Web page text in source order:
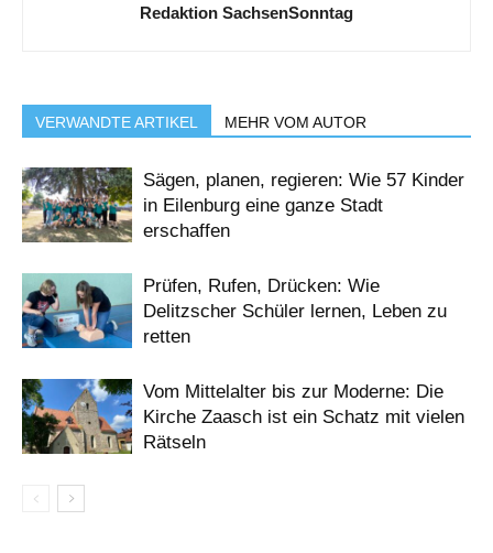
Redaktion SachsenSonntag
VERWANDTE ARTIKEL MEHR VOM AUTOR
Sägen, planen, regieren: Wie 57 Kinder
in Eilenburg eine ganze Stadt
erschaffen
Prüfen, Rufen, Drücken: Wie
Delitzscher Schüler lernen, Leben zu
retten
Vom Mittelalter bis zur Moderne: Die
Kirche Zaasch ist ein Schatz mit vielen
Rätseln